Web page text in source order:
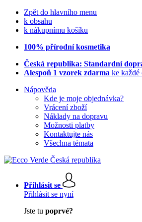
Zpět do hlavního menu
k obsahu
k nákupnímu košíku
100% přírodní kosmetika
Česká republika: Standardní
Alespoň 1 vzorek zdarma ke každé
Nápověda
Kde je moje objednávka?
Vrácení zboží
Náklady na dopravu
Možnosti platby
Kontaktujte nás
Všechna témata
Přihlásit se
Přihlásit se nyní
Jste tu poprvé?